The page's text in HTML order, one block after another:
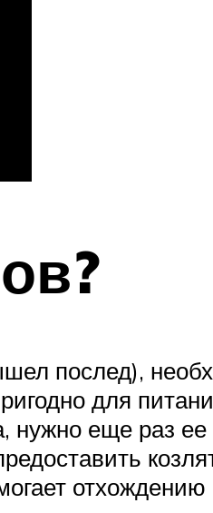
послед),
для
нужно еще раз
отхождению